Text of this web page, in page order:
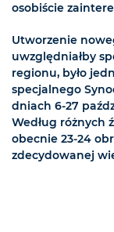
osobiście
Utworzenie
uwzględniałby
regionu, było
specjalnego
dniach 6-27
Według różnych
obecnie 23-24
zdecydowanej